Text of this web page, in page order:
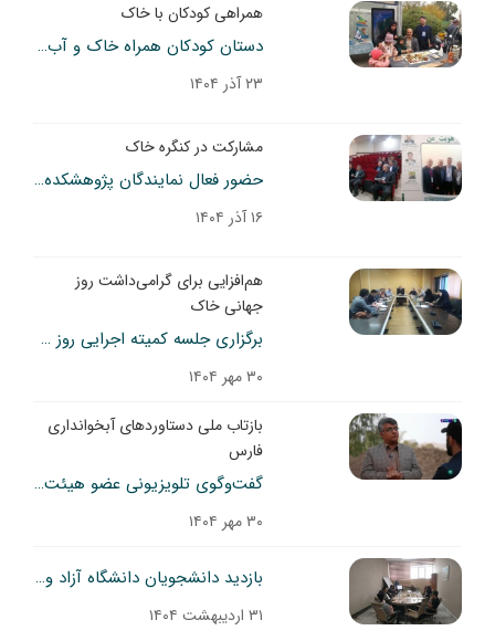
همراهی کودکان با خاک
دستان کودکان همراه خاک و آب در مراسم روز جهانی خاک
۲۳ آذر ۱۴۰۴
مشارکت در کنگره خاک
حضور فعال نمایندگان پژوهشکده حفاظت خاک و آبخیزداری در کنگره علوم خاک
۱۶ آذر ۱۴۰۴
هم‌افزایی برای گرامی‌داشت روز
جهانی خاک
برگزاری جلسه کمیته اجرایی روز جهانی خاک با حضور نمایندگان دستگاه‌های ملی
۳۰ مهر ۱۴۰۴
بازتاب ملی دستاوردهای آبخوانداری
فارس
گفت‌وگوی تلویزیونی عضو هیئت علمی مرکز تحقیقات فارس درباره دستاوردهای ایستگاه آبخوانداری کوثر در شبکه یک سیما
۳۰ مهر ۱۴۰۴
بازدید دانشجویان دانشگاه آزاد واحد علوم و تحقیقات تهران از پژوهشکده حفاظت خاک و آبخیزداری
۳۱ اردیبهشت ۱۴۰۴